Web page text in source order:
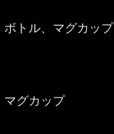
ボトル、マグカップ
マグカップ